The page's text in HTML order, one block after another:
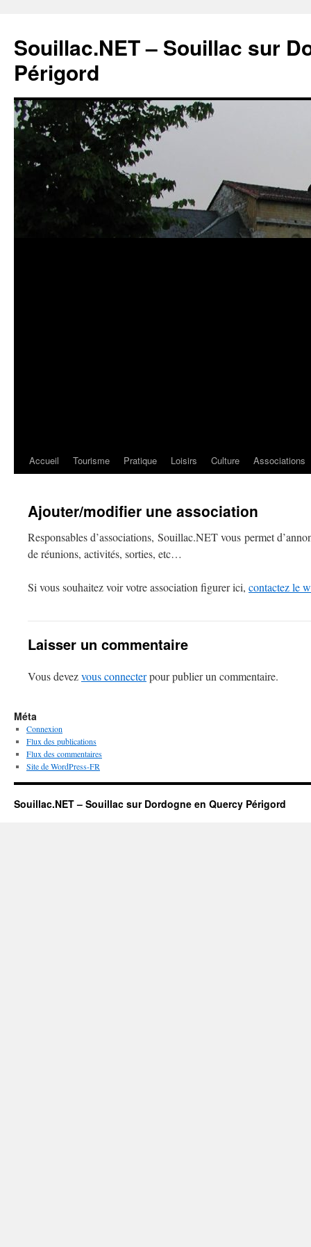
Souillac.NET – Souillac sur
Périgord
Accueil Tourisme Pratique Loisirs Culture Associations
Ajouter/modifier une association
Responsables d’associations, Souillac.NET vous permet
de réunions, activités, sorties, etc…
Si vous souhaitez voir votre association figurer ici, contactez le
Laisser un commentaire
Vous devezvous connecterpour publier un commentaire.
Méta
Connexion
Flux des publications
Flux des commentaires
Site de WordPress-FR
Souillac.NET – Souillac sur Dordogne en Quercy Périgord